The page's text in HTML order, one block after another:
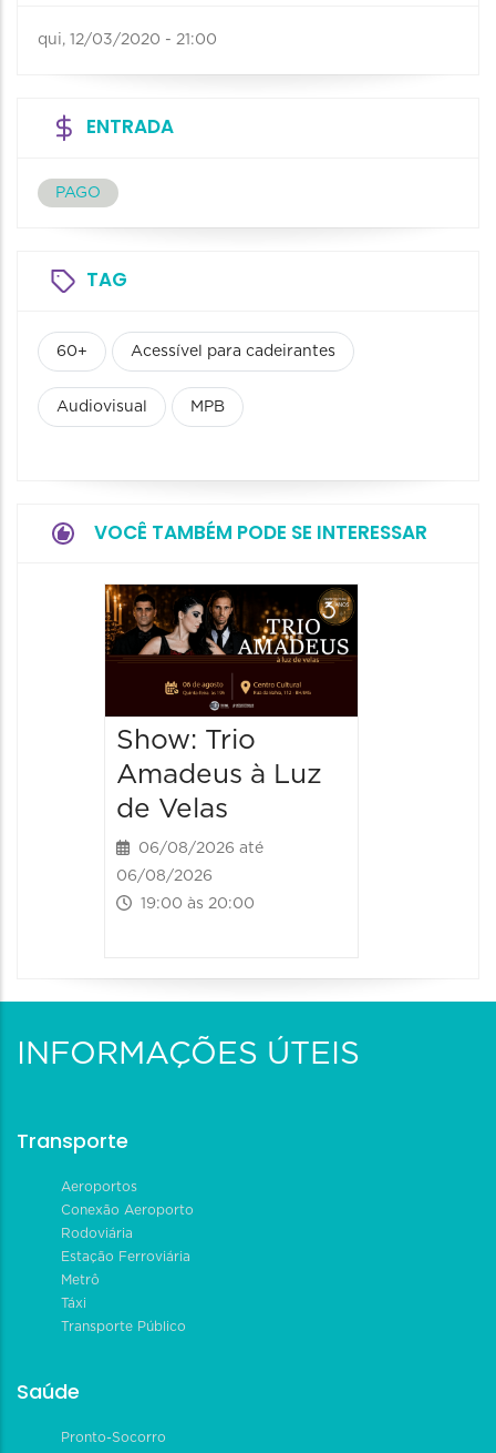
qui, 12/03/2020 - 21:00
ENTRADA
PAGO
TAG
60+ Acessível para cadeirantes
Audiovisual MPB
VOCÊ TAMBÉM PODE SE INTERESSAR
Show: Trio
Amadeus à Luz
de Velas
06/08/2026 até
06/08/2026
19:00 às 20:00
INFORMAÇÕES ÚTEIS
Transporte
Aeroportos
Conexão Aeroporto
Rodoviária
Estação Ferroviária
Metrô
Táxi
Transporte Público
Saúde
Pronto-Socorro